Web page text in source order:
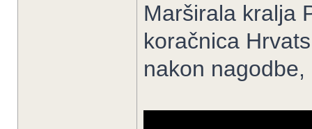
Marširala kralja
koračnica
nakon